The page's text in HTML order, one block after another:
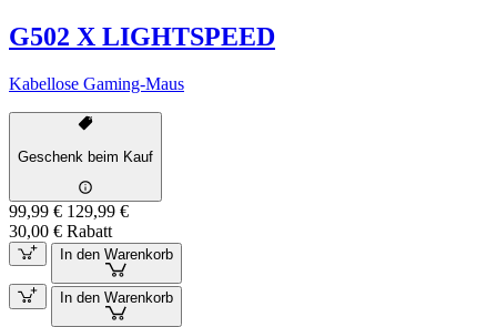
G502 X LIGHTSPEED
Kabellose Gaming-Maus
Geschenk beim Kauf
99,99 € 129,99 €
30,00 € Rabatt
In den Warenkorb
In den Warenkorb